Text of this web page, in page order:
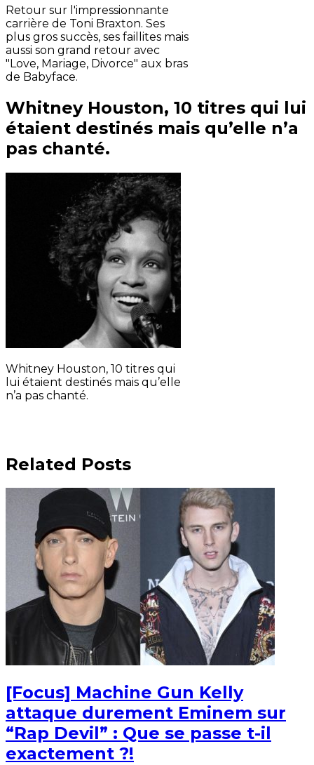
Retour sur l'impressionnante
carrière de Toni Braxton. Ses
plus gros succès, ses faillites mais
aussi son grand retour avec
"Love, Mariage, Divorce" aux bras
de Babyface.
Whitney Houston, 10 titres qui lui
étaient destinés mais qu’elle n’a
pas chanté.
Whitney Houston, 10 titres qui
lui étaient destinés mais qu’elle
n’a pas chanté.
Related Posts
[Focus] Machine Gun Kelly
attaque durement Eminem sur
“Rap Devil” : Que se passe t-il
exactement ?!